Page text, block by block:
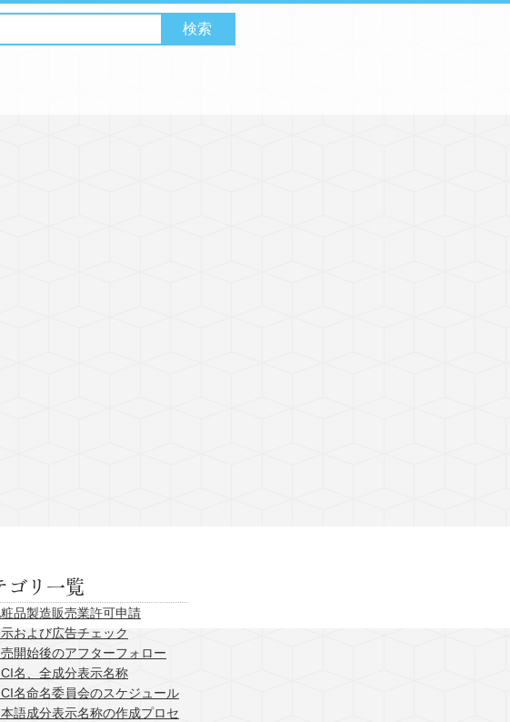
ゴリ一覧
品製造販売業許可申請
および広告チェック
開始後のアフターフォロー
名、全成分表示名称
名命名委員会のスケジュール
本語成分表示名称の作成プロセ